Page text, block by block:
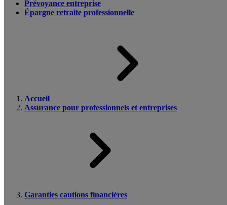
Prévoyance entreprise
Épargne retraite professionnelle
Accueil
Assurance pour professionnels et entreprises
Garanties cautions financières